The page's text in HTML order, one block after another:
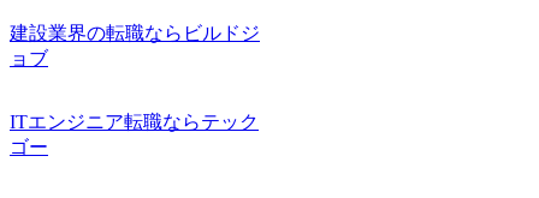
建設業界の転職ならビルドジ
ョブ
ITエンジニア転職ならテック
ゴー